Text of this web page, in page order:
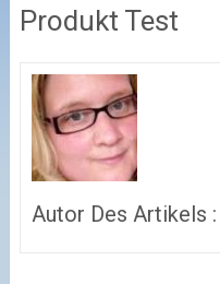
Produkt Test
Autor Des Artikels :